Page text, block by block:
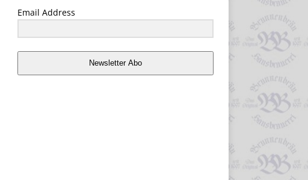
Email Address
Newsletter Abo